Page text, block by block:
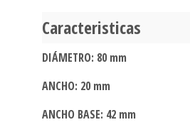
Caracteristicas
DIÁMETRO: 80 mm
ANCHO: 20 mm
ANCHO BASE: 42 mm